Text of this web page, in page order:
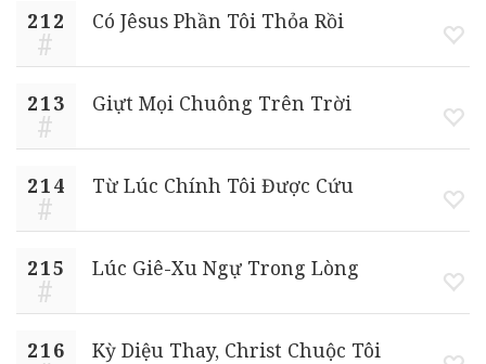
212 Có Jêsus Phần Tôi Thỏa Rồi
213 Giựt Mọi Chuông Trên Trời
214 Từ Lúc Chính Tôi Được Cứu
215 Lúc Giê-Xu Ngự Trong Lòng
216 Kỳ Diệu Thay, Christ Chuộc Tôi